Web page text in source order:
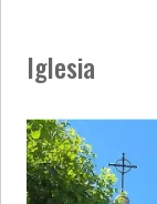
Policiales
Política
Iglesia